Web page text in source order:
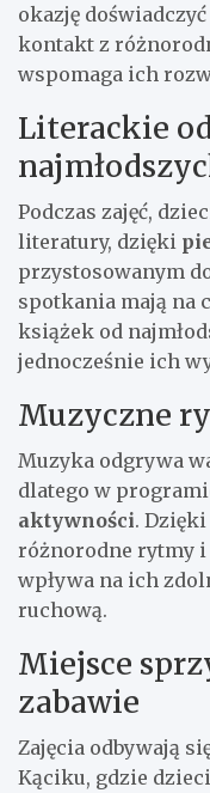
okazję
kontakt z
wspomaga ich
Literackie
Podczas zajęć,
literatury, dzięki
przystosowanym
spotkania mają na
książek od
jednocześnie ich
Muzyczne
Muzyka odgrywa
dlatego w
aktywności.
różnorodne rytmy
wpływa na ich
ruchową.
Miejsce
zabawie
Zajęcia odbywają
Kąciku, gdzie